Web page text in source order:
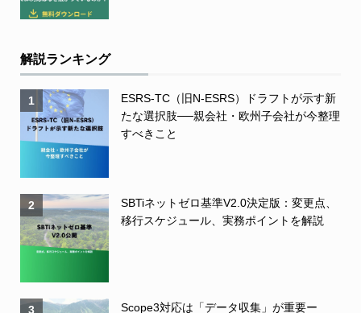
解説ランキング
1
ESRS-TC（旧N-ESRS）ドラフトが示す新
たな選択肢──親会社・欧州子会社が今整理
すべきこと
2
SBTiネットゼロ基準V2.0決定版：変更点、
移行スケジュール、実務ポイントを解説
3
Scope3対応は「データ収集」が重要ー